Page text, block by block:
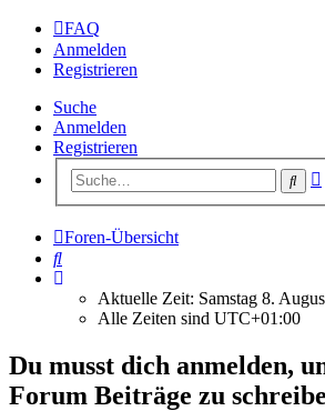
FAQ
Anmelden
Registrieren
Suche
Anmelden
Registrieren
Foren-Übersicht
Suche
Aktuelle Zeit: Samstag 8.
Alle Zeiten sind UTC+01:00
Du musst dich anmelden,
Forum Beiträge zu